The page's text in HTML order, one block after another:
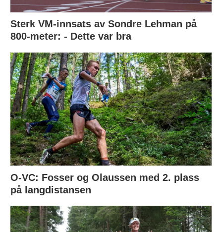
Sterk VM-innsats av Sondre Lehman på
800-meter: - Dette var bra
O-VC: Fosser og Olaussen med 2. plass
på langdistansen